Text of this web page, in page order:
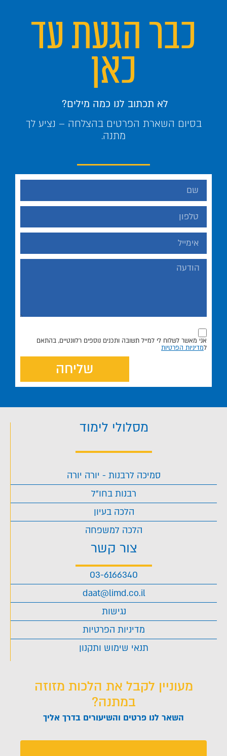
כבר הגעת עד
כאן
לא תכתוב לנו כמה מילים?
בסיום השארת הפרטים בהצלחה – נציע לך
מתנה.
אני מאשר לשלוח לי למייל תשובה ותכנים נוספים רלוונטיים, בהתאם
למדיניות הפרטיות
שליחה
מסלולי לימוד
סמיכה לרבנות - יורה יורה
רבנות בחו"ל
הלכה בעיון
הלכה למשפחה
צור קשר
03-6166340
daat@limd.co.il
נגישות
מדיניות הפרטיות
תנאי שימוש ותקנון
מעוניין לקבל את הלכות מזוזה
במתנה?
השאר לנו פרטים והשיעורים בדרך אליך